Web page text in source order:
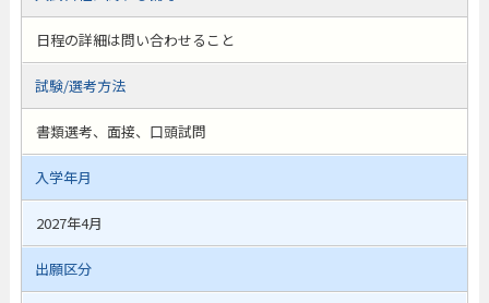
日程の詳細は問い合わせること
試験/選考方法
書類選考、面接、口頭試問
入学年月
2027年4月
出願区分